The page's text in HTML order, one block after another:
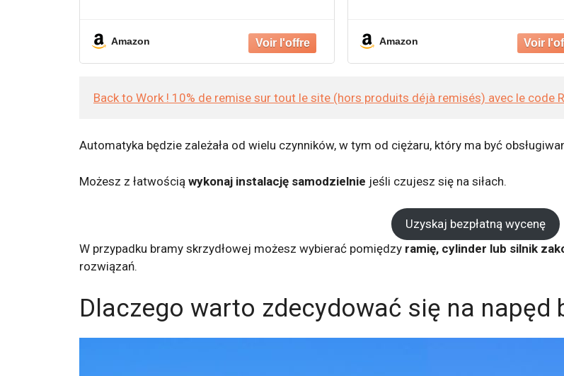
Amazon
Amazon
Back to Work ! 10% de remise sur tout le site (hors produits déjà remisés) avec le code
Automatyka będzie zależała od wielu czynników, w tym od ciężaru, który ma być
Możesz z łatwością wykonaj instalację samodzielnie jeśli czujesz się na siłach.
Uzyskaj bezpłatną wycenę
W przypadku bramy skrzydłowej możesz wybierać pomiędzy ramię, cylinder lub silnik
rozwiązań.
Dlaczego warto zdecydować się na napęd